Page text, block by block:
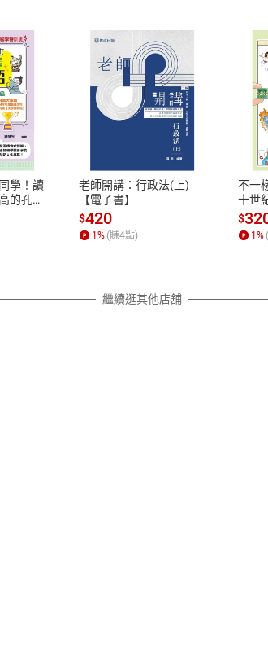
退換貨規範
本店是否提供消費者保護法七日猶豫期
之權利，遽消費者保護法及通訊交易解
除權合理例外情事適用準則，依商品性
質各有不同規定。詳細退換貨說明請參
照各商品說明。
學！讀
的孔子
情境式
師和學
開拓人
老師開講：行政法(上)
【電子書】
$420
1 % (賺4點)
不一
十世
進步
$
1%
繼續逛其他店舖